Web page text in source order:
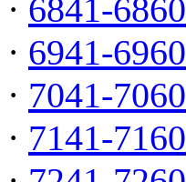
· 6841-6860
· 6941-6960
· 7041-7060
· 7141-7160